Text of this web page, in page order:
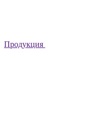
Продукция